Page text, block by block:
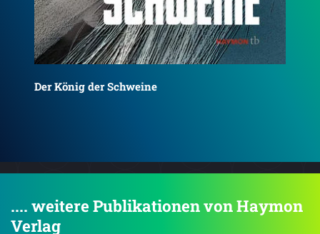
.... weitere Publikationen von Haymon
Verlag